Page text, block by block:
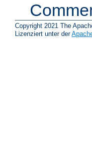
Copyright 2021 The
Lizenziert unter der